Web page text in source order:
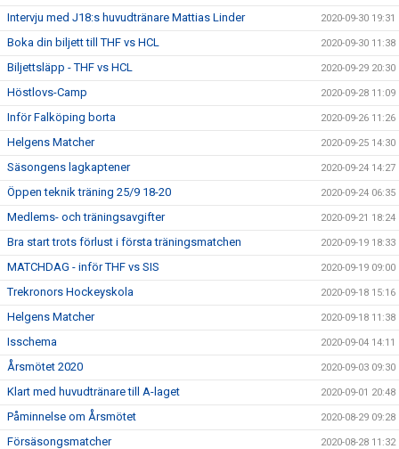
Intervju med J18:s huvudtränare Mattias Linder 2020-09-30 19:31
Boka din biljett till THF vs HCL 2020-09-30 11:38
Biljettsläpp - THF vs HCL 2020-09-29 20:30
Höstlovs-Camp 2020-09-28 11:09
Inför Falköping borta 2020-09-26 11:26
Helgens Matcher 2020-09-25 14:30
Säsongens lagkaptener 2020-09-24 14:27
Öppen teknik träning 25/9 18-20 2020-09-24 06:35
Medlems- och träningsavgifter 2020-09-21 18:24
Bra start trots förlust i första träningsmatchen 2020-09-19 18:33
MATCHDAG - inför THF vs SIS 2020-09-19 09:00
Trekronors Hockeyskola 2020-09-18 15:16
Helgens Matcher 2020-09-18 11:38
Isschema 2020-09-04 14:11
Årsmötet 2020 2020-09-03 09:30
Klart med huvudtränare till A-laget 2020-09-01 20:48
Påminnelse om Årsmötet 2020-08-29 09:28
Försäsongsmatcher 2020-08-28 11:32